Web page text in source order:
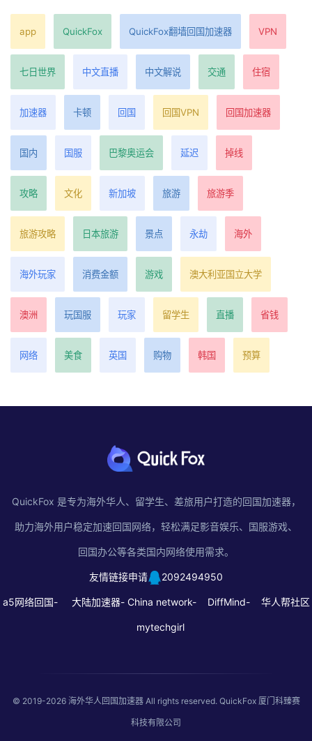
app QuickFox QuickFox翻墙回国加速器 VPN
七日世界 中文直播 中文解说 交通 住宿
加速器 卡顿 回国 回国VPN 回国加速器
国内 国服 巴黎奥运会 延迟 掉线
攻略 文化 新加坡 旅游 旅游季
旅游攻略 日本旅游 景点 永劫 海外
海外玩家 消费金额 游戏 澳大利亚国立大学
澳洲 玩国服 玩家 留学生 直播 省钱
网络 美食 英国 购物 韩国 预算
QuickFox 是专为海外华人、留学生、差旅用户打造的回国加速器，
助力海外用户稳定加速回国网络，轻松满足影音娱乐、国服游戏、
回国办公等各类国内网络使用需求。
友情链接申请 2092494950
a5网络回国- 大陆加速器- China network- DiffMind- 华人帮社区
mytechgirl
© 2019-2026 海外华人回国加速器All rights reserved. QuickFox 厦门科臻赛
科技有限公司